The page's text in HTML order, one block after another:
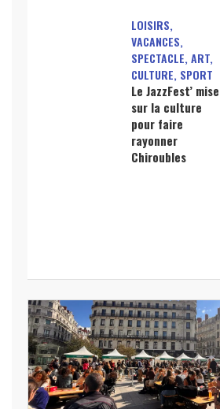
LOISIRS,
VACANCES,
SPECTACLE, ART,
CULTURE, SPORT
Le JazzFest’ mise
sur la culture
pour faire
rayonner
Chiroubles